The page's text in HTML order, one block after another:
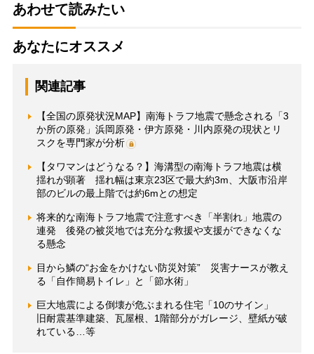
あわせて読みたい
あなたにオススメ
関連記事
【全国の原発状況MAP】南海トラフ地震で懸念される「3
か所の原発」浜岡原発・伊方原発・川内原発の現状とリ
スクを専門家が分析
【タワマンはどうなる？】海溝型の南海トラフ地震は横
揺れが顕著 揺れ幅は東京23区で最大約3m、大阪市沿岸
部のビルの最上階では約6mとの想定
将来的な南海トラフ地震で注意すべき「半割れ」地震の
連発 後発の被災地では充分な救援や支援ができなくな
る懸念
目から鱗の“お金をかけない防災対策” 災害ナースが教え
る「自作簡易トイレ」と「節水術」
巨大地震による倒壊が危ぶまれる住宅「10のサイン」
旧耐震基準建築、瓦屋根、1階部分がガレージ、壁紙が破
れている…等